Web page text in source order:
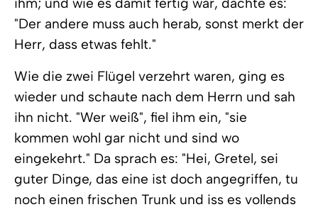
"Der andere muss auch herab, sonst merkt der
Herr, dass etwas fehlt."
Wie die zwei Flügel verzehrt waren, ging es
wieder und schaute nach dem Herrn und sah
ihn nicht. "Wer weiß", fiel ihm ein, "sie
kommen wohl gar nicht und sind wo
eingekehrt." Da sprach es: "Hei, Gretel, sei
guter Dinge, das eine ist doch angegriffen, tu
noch einen frischen Trunk und iss es vollends